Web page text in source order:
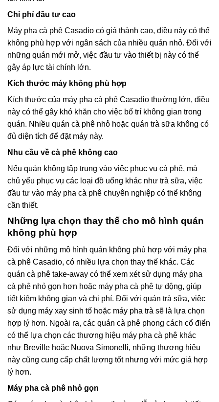
Chi phí đầu tư cao
Máy pha cà phê Casadio có giá thành cao, điều này có thể
không phù hợp với ngân sách của nhiều quán nhỏ. Đối với
những quán mới mở, việc đầu tư vào thiết bị này có thể
gây áp lực tài chính lớn.
Kích thước máy không phù hợp
Kích thước của máy pha cà phê Casadio thường lớn, điều
này có thể gây khó khăn cho việc bố trí không gian trong
quán. Nhiều quán cà phê nhỏ hoặc quán trà sữa không có
đủ diện tích để đặt máy này.
Nhu cầu về cà phê không cao
Nếu quán không tập trung vào việc phục vụ cà phê, mà
chủ yếu phục vụ các loại đồ uống khác như trà sữa, việc
đầu tư vào máy pha cà phê chuyên nghiệp có thể không
cần thiết.
Những lựa chọn thay thế cho mô hình quán
không phù hợp
Đối với những mô hình quán không phù hợp với máy pha
cà phê Casadio, có nhiều lựa chọn thay thế khác. Các
quán cà phê take-away có thể xem xét sử dụng máy pha
cà phê nhỏ gọn hơn hoặc máy pha cà phê tự động, giúp
tiết kiệm không gian và chi phí. Đối với quán trà sữa, việc
sử dụng máy xay sinh tố hoặc máy pha trà sẽ là lựa chọn
hợp lý hơn. Ngoài ra, các quán cà phê phong cách cổ điển
có thể lựa chọn các thương hiệu máy pha cà phê khác
như Breville hoặc Nuova Simonelli, những thương hiệu
này cũng cung cấp chất lượng tốt nhưng với mức giá hợp
lý hơn.
Máy pha cà phê nhỏ gọn